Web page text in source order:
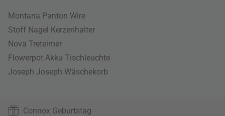
Montana Panton Wire
Stoff Nagel Kerzenhalter
Nova Treteimer
Flowerpot Akku Tischleuchte
Joseph Joseph Wäschekorb
Connox Geburtstag